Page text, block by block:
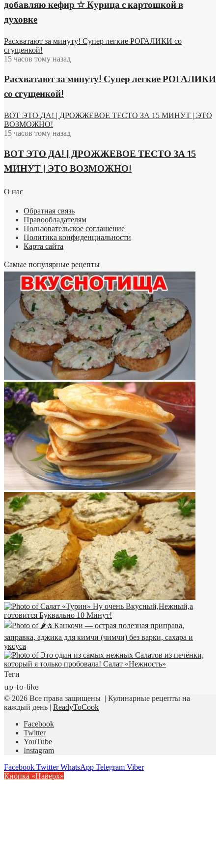
добавляю кефир ☆ Курица с картошкой в
духовке
Расхватают за минуту! Супер легкие РОГАЛИКИ со
сгущенкой!
15 часов тому назад
Расхватают за минуту! Супер легкие РОГАЛИКИ
со сгущенкой!
ВОТ ЭТО ДА! | ДРОЖЖЕВОЕ ТЕСТО ЗА 15 МИНУТ | ЭТО
ВОЗМОЖНО!
15 часов тому назад
ВОТ ЭТО ДА! | ДРОЖЖЕВОЕ ТЕСТО ЗА 15
МИНУТ | ЭТО ВОЗМОЖНО!
О нас
Обратная связь
Правообладателям
Пользовательское соглашение
Политика конфиденциальности
Карта сайта
Самые популярные рецепты
Теги
up-to-like
© 2026 Все права защищены | Кулинарные рецепты на
каждый день | ReadyToCook
Facebook
Twitter
YouTube
Instagram
Facebook Twitter WhatsApp Telegram Viber
Кнопка «Наверх»